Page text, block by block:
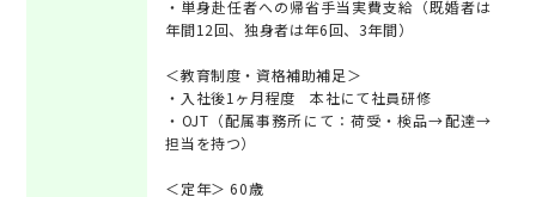
・単身赴任者への帰省手当実費支給（既婚者は
年間12回、独身者は年6回、3年間）
＜教育制度・資格補助補足＞
・入社後1ヶ月程度 本社にて社員研修
・OJT（配属事務所にて：荷受・検品→配達→
担当を持つ）
＜定年＞ 60歳